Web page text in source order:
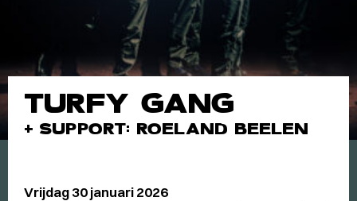
TURFY GANG
+ SUPPORT: ROELAND BEELEN
Vrijdag 30 januari 2026